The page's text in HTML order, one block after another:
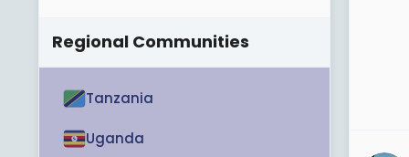
Regional Communities
Tanzania
Uganda